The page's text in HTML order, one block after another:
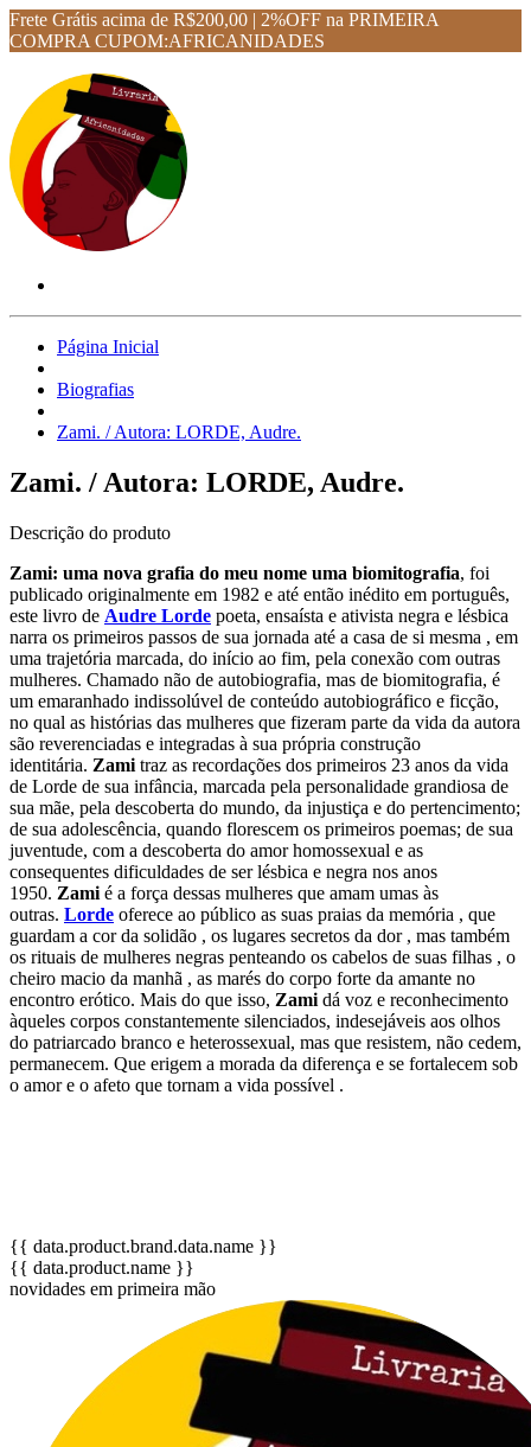
Frete Grátis acima de R$200,00 | 2%OFF na PRIMEIRA
COMPRA CUPOM:AFRICANIDADES
Página Inicial
Biografias
Zami. / Autora: LORDE, Audre.
Zami. / Autora: LORDE, Audre.
Descrição do produto
Zami: uma nova grafia do meu nome uma biomitografia, foi
publicado originalmente em 1982 e até então inédito em português,
este livro de Audre Lorde poeta, ensaísta e ativista negra e lésbica
narra os primeiros passos de sua jornada até a casa de si mesma , em
uma trajetória marcada, do início ao fim, pela conexão com outras
mulheres. Chamado não de autobiografia, mas de biomitografia, é
um emaranhado indissolúvel de conteúdo autobiográfico e ficção,
no qual as histórias das mulheres que fizeram parte da vida da autora
são reverenciadas e integradas à sua própria construção
identitária. Zami traz as recordações dos primeiros 23 anos da vida
de Lorde de sua infância, marcada pela personalidade grandiosa de
sua mãe, pela descoberta do mundo, da injustiça e do pertencimento;
de sua adolescência, quando florescem os primeiros poemas; de sua
juventude, com a descoberta do amor homossexual e as
consequentes dificuldades de ser lésbica e negra nos anos
1950. Zami é a força dessas mulheres que amam umas às
outras. Lorde oferece ao público as suas praias da memória , que
guardam a cor da solidão , os lugares secretos da dor , mas também
os rituais de mulheres negras penteando os cabelos de suas filhas , o
cheiro macio da manhã , as marés do corpo forte da amante no
encontro erótico. Mais do que isso, Zami dá voz e reconhecimento
àqueles corpos constantemente silenciados, indesejáveis aos olhos
do patriarcado branco e heterossexual, mas que resistem, não cedem,
permanecem. Que erigem a morada da diferença e se fortalecem sob
o amor e o afeto que tornam a vida possível .
{{ data.product.brand.data.name }}
{{ data.product.name }}
novidades em primeira mão